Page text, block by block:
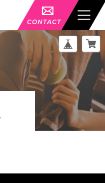
CONTACT